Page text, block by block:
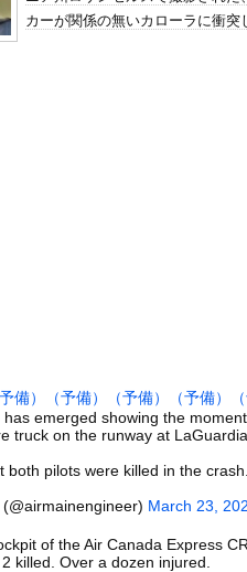
週間途絶え、様々な憶測が飛び交う。1
ーム！！！」
！ 観測史上最強クラスの「スーパーエ
甲子園で発見される
ら突っ込む女性
戦い
の流出エロ動画（顔出し）が一番抜ける
惨憺たる結果、徹底的な刷新が必要だ
カーが関係の無いカローラに衝
予備） （予備） （予備） （予備）
emerged showing the
truck on the runway at
pilots were killed in the
March 23,
of the Air Canada Express
killed. Over a dozen injured.